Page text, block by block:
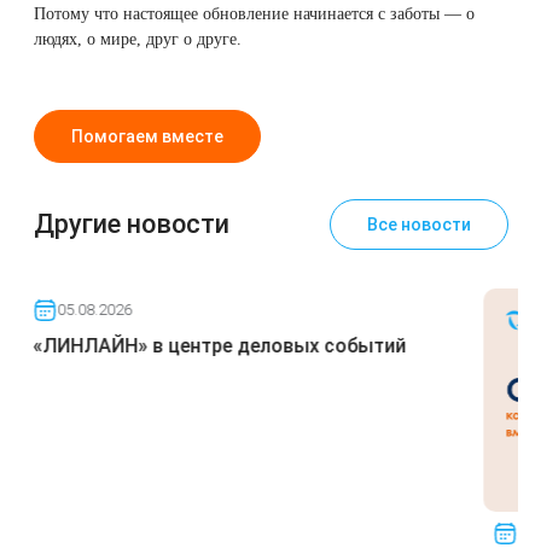
Потому что настоящее обновление начинается с заботы — о
людях, о мире, друг о друге.
Помогаем вместе
Другие новости Все новости
05.08.2026
«ЛИНЛАЙН» в центре деловых событий